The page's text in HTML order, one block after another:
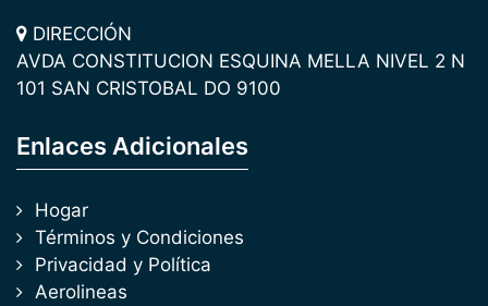
DIRECCIÓN
AVDA CONSTITUCION ESQUINA MELLA NIVEL 2 N
101 SAN CRISTOBAL DO 9100
Enlaces Adicionales
Hogar
Términos y Condiciones
Privacidad y Política
Aerolineas